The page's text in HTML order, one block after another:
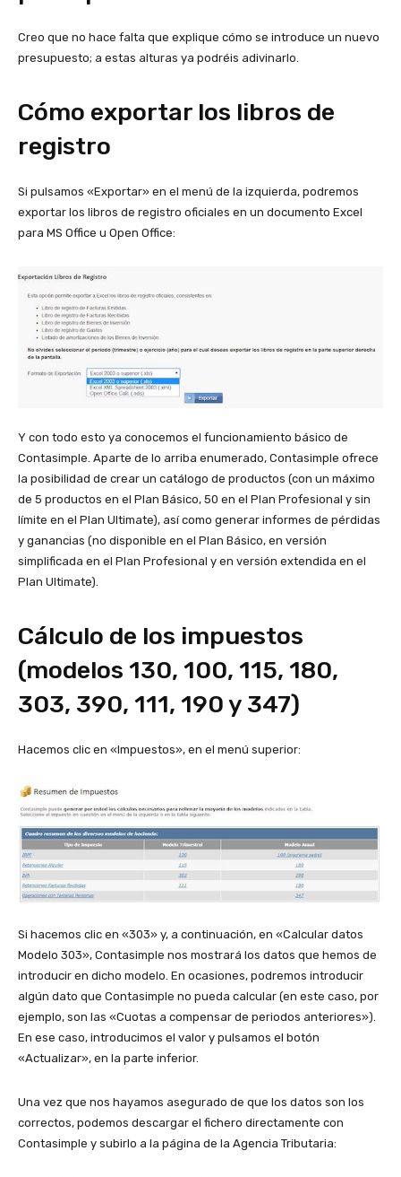
Creo que no hace falta que explique cómo se introduce un nuevo
presupuesto; a estas alturas ya podréis adivinarlo.
Cómo exportar los libros de
registro
Si pulsamos «Exportar» en el menú de la izquierda, podremos
exportar los libros de registro oficiales en un documento Excel
para MS Office u Open Office:
Y con todo esto ya conocemos el funcionamiento básico de
Contasimple. Aparte de lo arriba enumerado, Contasimple ofrece
la posibilidad de crear un catálogo de productos (con un máximo
de 5 productos en el Plan Básico, 50 en el Plan Profesional y sin
límite en el Plan Ultimate), así como generar informes de pérdidas
y ganancias (no disponible en el Plan Básico, en versión
simplificada en el Plan Profesional y en versión extendida en el
Plan Ultimate).
Cálculo de los impuestos
(modelos 130, 100, 115, 180,
303, 390, 111, 190 y 347)
Hacemos clic en «Impuestos», en el menú superior:
Si hacemos clic en «303» y, a continuación, en «Calcular datos
Modelo 303», Contasimple nos mostrará los datos que hemos de
introducir en dicho modelo. En ocasiones, podremos introducir
algún dato que Contasimple no pueda calcular (en este caso, por
ejemplo, son las «Cuotas a compensar de periodos anteriores»).
En ese caso, introducimos el valor y pulsamos el botón
«Actualizar», en la parte inferior.
Una vez que nos hayamos asegurado de que los datos son los
correctos, podemos descargar el fichero directamente con
Contasimple y subirlo a la página de la Agencia Tributaria: